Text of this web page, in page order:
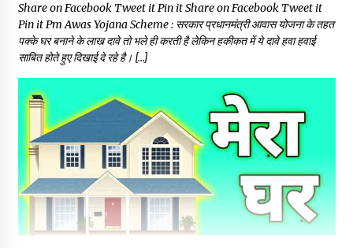
Share on Facebook Tweet it Pin it Share on Facebook Tweet it
Pin it Pm Awas Yojana Scheme : सरकार प्रधानमंत्री आवास योजना के तहत
पक्के घर बनाने के लाख दावे तो भले ही करती है लेकिन ह​की​कत में ये दावे हवा हवाई
साबित होते हुए दिखाई दे रहे है। […]